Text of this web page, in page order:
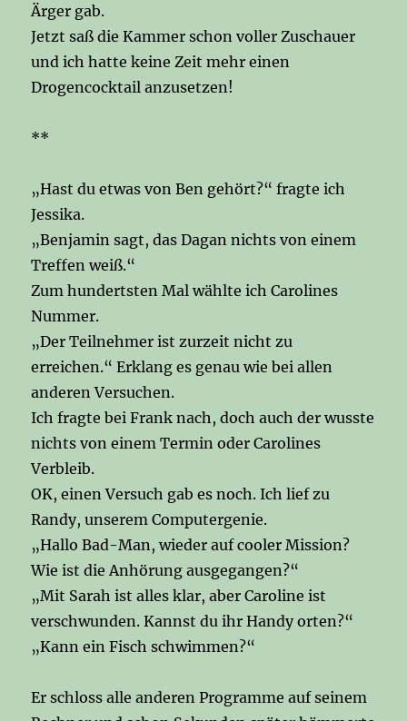
Ärger gab.
Jetzt saß die Kammer schon voller Zuschauer
und ich hatte keine Zeit mehr einen
Drogencocktail anzusetzen!
**
„Hast du etwas von Ben gehört?“ fragte ich
Jessika.
„Benjamin sagt, das Dagan nichts von einem
Treffen weiß.“
Zum hundertsten Mal wählte ich Carolines
Nummer.
„Der Teilnehmer ist zurzeit nicht zu
erreichen.“ Erklang es genau wie bei allen
anderen Versuchen.
Ich fragte bei Frank nach, doch auch der wusste
nichts von einem Termin oder Carolines
Verbleib.
OK, einen Versuch gab es noch. Ich lief zu
Randy, unserem Computergenie.
„Hallo Bad-Man, wieder auf cooler Mission?
Wie ist die Anhörung ausgegangen?“
„Mit Sarah ist alles klar, aber Caroline ist
verschwunden. Kannst du ihr Handy orten?“
„Kann ein Fisch schwimmen?“
Er schloss alle anderen Programme auf seinem